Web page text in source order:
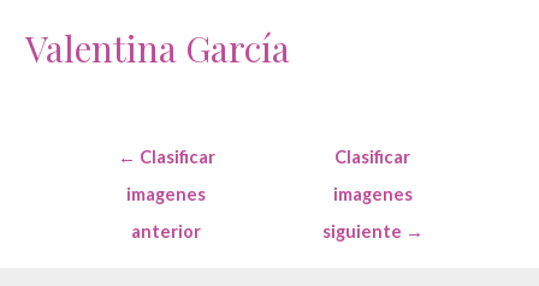
Valentina García
entradas
← Clasificar
imagenes
anterior
Clasificar
imagenes
siguiente →